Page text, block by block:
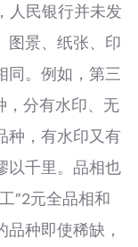
人民银行并未发
图景、纸张、印
同。例如，第三
，分有水印、无
种，有水印又有
以千里。品相也
”2元全品相和
种即使稀缺，